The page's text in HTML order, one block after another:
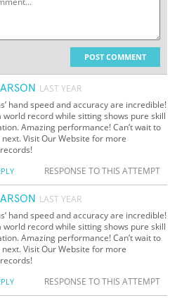
POST COMMENT
LAST YEAR
hand speed and accuracy are incredible!
world record while sitting shows pure skill
Amazing performance! Can’t wait to
next. Visit Our Website for more
RESPONSE TO THIS ATTEMPT
LAST YEAR
hand speed and accuracy are incredible!
world record while sitting shows pure skill
Amazing performance! Can’t wait to
next. Visit Our Website for more
RESPONSE TO THIS ATTEMPT